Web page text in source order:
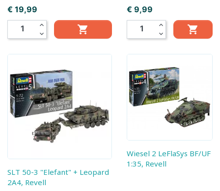
Prijs
€ 19,99
expand_less
expand_more

Prijs
€ 9,99
expand_less
expand_more

SLT 50-3 "Elefant" + Leopard
2A4, Revell
Wiesel 2 LeFlaSys BF/UF
1:35, Revell